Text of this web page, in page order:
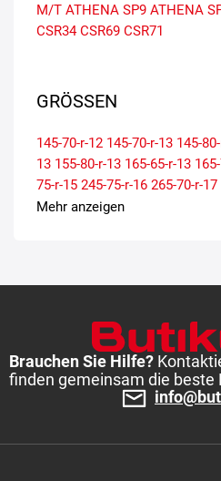
M/T ATHENA SP9 ATHENA
CSR34 CSR69 CSR71
GRÖSSEN
145-70-r-12 145-70-r-13 145-
13 155-80-r-13 165-65-r-13
75-r-15 245-75-r-16 265-70-r-17
Mehr anzeigen
Brauchen Sie Hilfe?
finden gemeinsam die beste